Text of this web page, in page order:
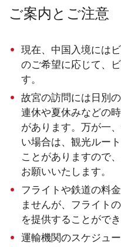
ご案内とご注意
現在、中国入境には
のご希望に応じて、
す。
故宮の訪問には日別
連休や夏休みなどの
があります。万が一
い場合は、観光ルー
ことがありますので
お願いいたします。
フライトや鉄道の料
ませんが、フライト
を提供することができ
運輸機関のスケジュ